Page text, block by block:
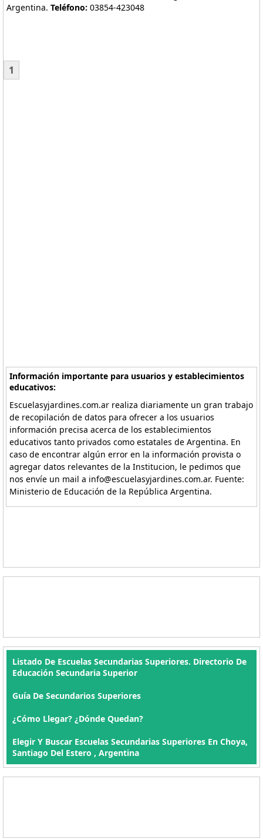
Argentina. Teléfono: 03854-423048
1
Información importante para usuarios y establecimientos
educativos:
Escuelasyjardines.com.ar realiza diariamente un gran trabajo
de recopilación de datos para ofrecer a los usuarios
información precisa acerca de los establecimientos
educativos tanto privados como estatales de Argentina. En
caso de encontrar algún error en la información provista o
agregar datos relevantes de la Institucion, le pedimos que
nos envíe un mail a info@escuelasyjardines.com.ar. Fuente:
Ministerio de Educación de la República Argentina.
Listado De Escuelas Secundarias Superiores. Directorio De
Educación Secundaria Superior
Guía De Secundarios Superiores
¿Cómo Llegar? ¿Dónde Quedan?
Elegir Y Buscar Escuelas Secundarias Superiores En Choya,
Santiago Del Estero , Argentina